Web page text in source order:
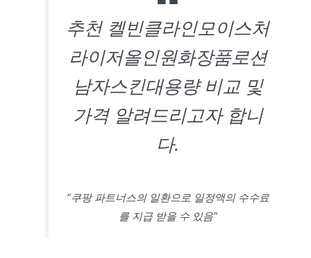
추천 켈빈클라인모이스처
라이저올인원화장품로션
남자스킨대용량 비교 및
가격 알려드리고자 합니
다.
“쿠팡 파트너스의 일환으로 일정액의 수수료
를 지급 받을 수 있음”